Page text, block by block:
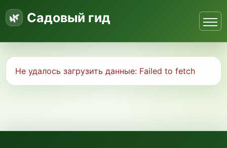
Садовый гид
Не удалось загрузить данные: Failed to fetch